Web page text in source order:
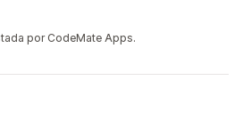
por CodeMate Apps.